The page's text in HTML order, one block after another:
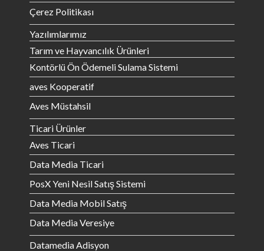
Çerez Politikası
Yazılımlarımız
Tarım ve Hayvancılık Ürünleri
Kontörlü Ön Ödemeli Sulama Sistemi
aves Kooperatif
Aves Müstahsil
Ticari Ürünler
Aves Ticari
Data Media Ticari
PosX Yeni Nesil Satış Sistemi
Data Media Mobil Satış
Data Media Veresiye
Datamedia Adisyon